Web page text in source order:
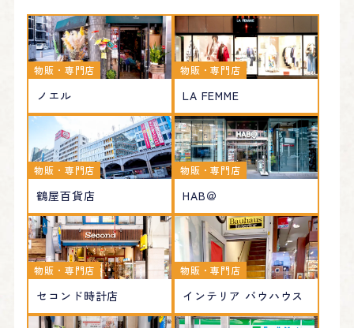
物販・専門店
ノエル
物販・専門店
LA FEMME
物販・専門店
鶴屋百貨店
物販・専門店
HAB＠
物販・専門店
セコンド時計店
物販・専門店
インテリア バウハウス